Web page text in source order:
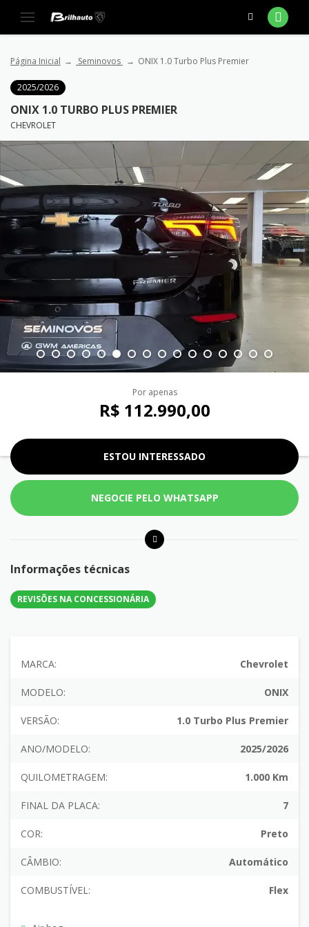
Página Inicial Seminovos ONIX 1.0 Turbo Plus Premier
2025/2026
ONIX 1.0 TURBO PLUS PREMIER
CHEVROLET
Por apenas
R$ 112.990,00
ESTOU INTERESSADO
NEGOCIE PELO WHATSAPP
Informações técnicas
REVISÕES NA CONCESSIONÁRIA
MARCA: Chevrolet
MODELO: ONIX
VERSÃO: 1.0 Turbo Plus Premier
ANO/MODELO: 2025/2026
QUILOMETRAGEM: 1.000 Km
FINAL DA PLACA: 7
COR: Preto
CÂMBIO: Automático
COMBUSTÍVEL: Flex